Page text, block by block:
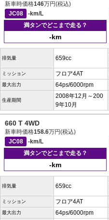
新車時価格146万円(税込)
JC08
-km/L
満タンでどこまで走る？
-km
排気量 659cc
ミッション フロア4AT
最大出力 64ps/6000rpm
生産期間
2008年12月～200
9年10月
660 T 4WD
新車時価格158.6万円(税込)
JC08
-km/L
満タンでどこまで走る？
-km
排気量 659cc
ミッション フロア4AT
最大出力 64ps/6000rpm